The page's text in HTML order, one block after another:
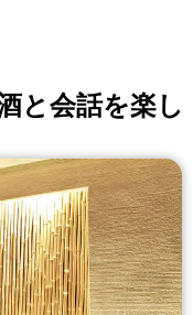
と会話を楽し